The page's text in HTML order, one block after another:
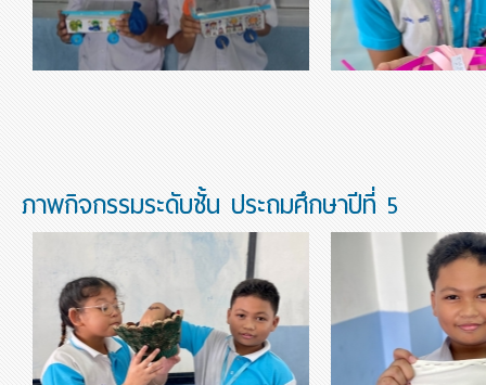
ภาพกิจกรรมระดับชั้น ประถมศึกษาปีที่ 5
thumbnail-401851.jpg
วิชาสังคม เรื่อง ปัจจัยการผลิต thumbnail-591698.jpg
วิชาการงานอาชีพ